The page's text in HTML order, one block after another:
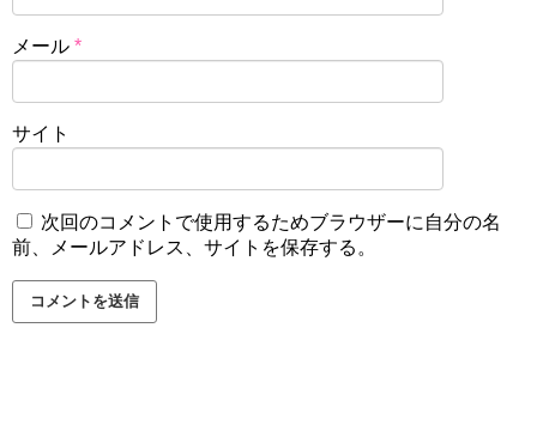
メール *
サイト
次回のコメントで使用するためブラウザーに自分の名
前、メールアドレス、サイトを保存する。